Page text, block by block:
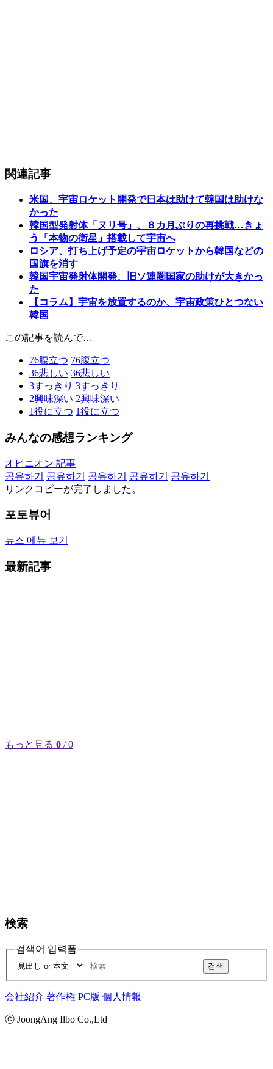
関連記事
米国、宇宙ロケット開発で日本は助けて韓国は助けな
かった
韓国型発射体「ヌリ号」、８カ月ぶりの再挑戦…きょ
う「本物の衛星」搭載して宇宙へ
ロシア、打ち上げ予定の宇宙ロケットから韓国などの
国旗を消す
韓国宇宙発射体開発、旧ソ連圏国家の助けが大きかっ
た
【コラム】宇宙を放置するのか、宇宙政策ひとつない
韓国
この記事を読んで…
76腹立つ 76腹立つ
36悲しい 36悲しい
3すっきり 3すっきり
2興味深い 2興味深い
1役に立つ 1役に立つ
みんなの感想ランキング
オピニオン 記事
공유하기
공유하기 공유하기 공유하기
공유하기
リンクコピーが完了しました。
포토뷰어
뉴스 메뉴 보기
最新記事
もっと見る 0 / 0
検索
검색어 입력폼
검색
会社紹介 著作権 PC版 個人情報
ⓒ JoongAng Ilbo Co.,Ltd